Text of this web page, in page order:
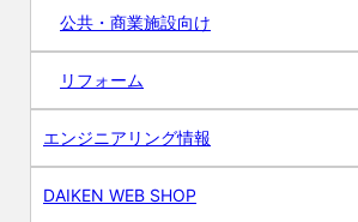
公共・商業施設向け
リフォーム
エンジニアリング情報
DAIKEN WEB SHOP